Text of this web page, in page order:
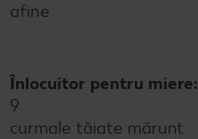
afine
Înlocuitor pentru miere:
9
curmale tăiate mărunt